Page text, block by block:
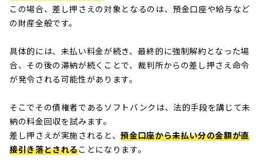
この場合、差し押さえの対象となるのは、預金口座や給与など
の財産全般です。
具体的には、未払い料金が続き、最終的に強制解約となった場
合、その後の滞納が続くことで、裁判所からの差し押さえ命令
が発令される可能性があります。
そこでその債権者であるソフトバンクは、法的手段を講じて未
納の料金回収を試みます。
差し押さえが実施されると、預金口座から未払い分の金額が直
接引き落とされることになります。